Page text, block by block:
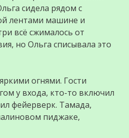
сидела рядом с
лентами машине и
всё сжималось от
но Ольга списывала это
огнями. Гости
у входа, кто-то включил
фейерверк. Тамада,
пиджаке,